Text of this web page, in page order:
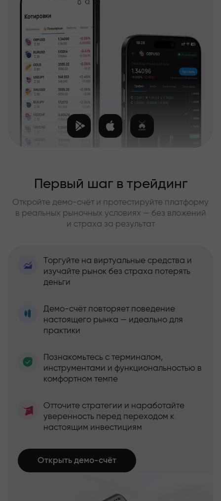
Первый шаг в трейдинг
Откройте демо-счёт и протестируйте платформу
в реальных рыночных условиях — без вложений
и страха за результат
Торгуйте на виртуальные средства и
изучайте рынок без страха потерять
деньги
Демо-счёт повторяет поведение
настоящего рынка — идеально для
практики
Познакомьтесь с терминалом,
инструментами и функциональностью в
комфортном темпе
Отточите стратегии и наработайте
уверенность перед переходом к
настоящим инвестициям
Открыть демо-счёт